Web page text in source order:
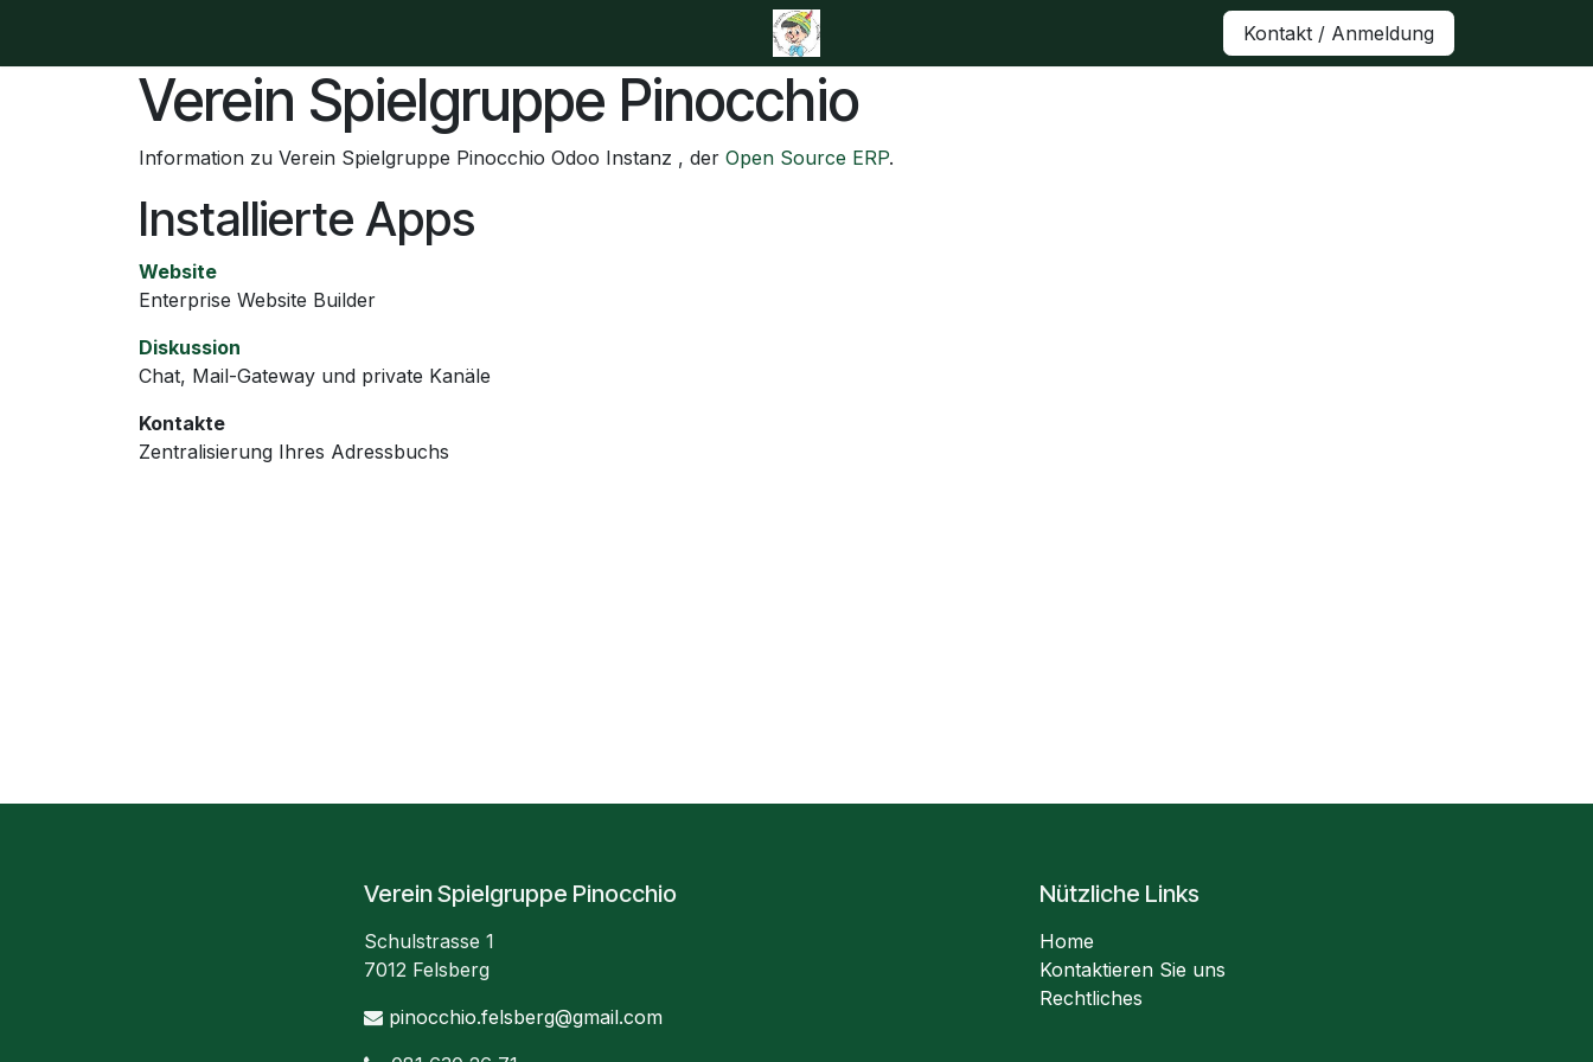
Kontakt Kontakt / Anmeldung
Verein Spielgruppe Pinocchio
Information zu Verein Spielgruppe Pinocchio Odoo Instanz , der Open Source ERP.
Installierte Apps
Website
Enterprise Website Builder
Diskussion
Chat, Mail-Gateway und private Kanäle
Kontakte
Zentralisierung Ihres Adressbuchs
Verein Spielgruppe Pinocchio
Schulstrasse 1
7012 Felsberg
pinocchio.felsberg@gmail.com
Nützliche Links
Home
Kontaktieren Sie uns
Rechtliches